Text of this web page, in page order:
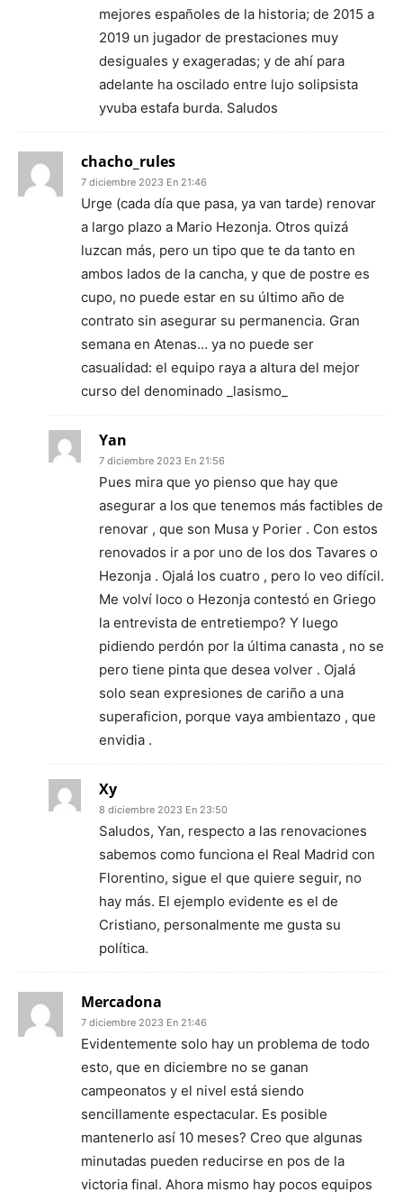
mejores españoles de la historia; de 2015 a
2019 un jugador de prestaciones muy
desiguales y exageradas; y de ahí para
adelante ha oscilado entre lujo solipsista
yvuba estafa burda. Saludos
chacho_rules
7 diciembre 2023 En 21:46
Urge (cada día que pasa, ya van tarde) renovar
a largo plazo a Mario Hezonja. Otros quizá
luzcan más, pero un tipo que te da tanto en
ambos lados de la cancha, y que de postre es
cupo, no puede estar en su último año de
contrato sin asegurar su permanencia. Gran
semana en Atenas… ya no puede ser
casualidad: el equipo raya a altura del mejor
curso del denominado _lasismo_
Yan
7 diciembre 2023 En 21:56
Pues mira que yo pienso que hay que
asegurar a los que tenemos más factibles de
renovar , que son Musa y Porier . Con estos
renovados ir a por uno de los dos Tavares o
Hezonja . Ojalá los cuatro , pero lo veo difícil.
Me volví loco o Hezonja contestó en Griego
la entrevista de entretiempo? Y luego
pidiendo perdón por la última canasta , no se
pero tiene pinta que desea volver . Ojalá
solo sean expresiones de cariño a una
superaficion, porque vaya ambientazo , que
envidia .
Xy
8 diciembre 2023 En 23:50
Saludos, Yan, respecto a las renovaciones
sabemos como funciona el Real Madrid con
Florentino, sigue el que quiere seguir, no
hay más. El ejemplo evidente es el de
Cristiano, personalmente me gusta su
política.
Mercadona
7 diciembre 2023 En 21:46
Evidentemente solo hay un problema de todo
esto, que en diciembre no se ganan
campeonatos y el nivel está siendo
sencillamente espectacular. Es posible
mantenerlo así 10 meses? Creo que algunas
minutadas pueden reducirse en pos de la
victoria final. Ahora mismo hay pocos equipos